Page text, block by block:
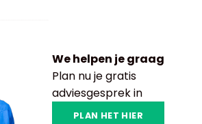
We helpen je graag
Plan nu je gratis
adviesgesprek in
PLAN HET HIER